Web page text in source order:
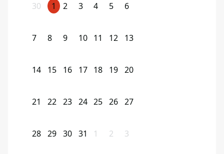
30 1 2 3 4 5 6
7 8 9 10 11 12 13
14 15 16 17 18 19 20
21 22 23 24 25 26 27
28 29 30 31 1 2 3